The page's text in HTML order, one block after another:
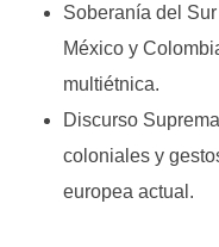
Soberanía del
México y
multiétnica.
Discurso
coloniales y
europea actual.